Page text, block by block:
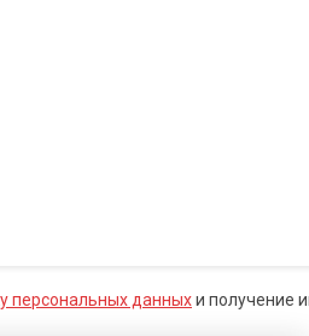
персональных данныхи получение